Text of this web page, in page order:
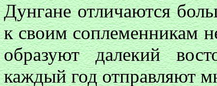
Дунгане отличаются
к своим соплеменникам
образуют далекий
каждый год отправляют